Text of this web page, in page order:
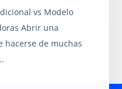
vs Modelo
Abrir una
hacerse de muchas